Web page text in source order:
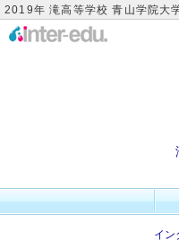
2019年 滝高等学校 青山学院大
イン